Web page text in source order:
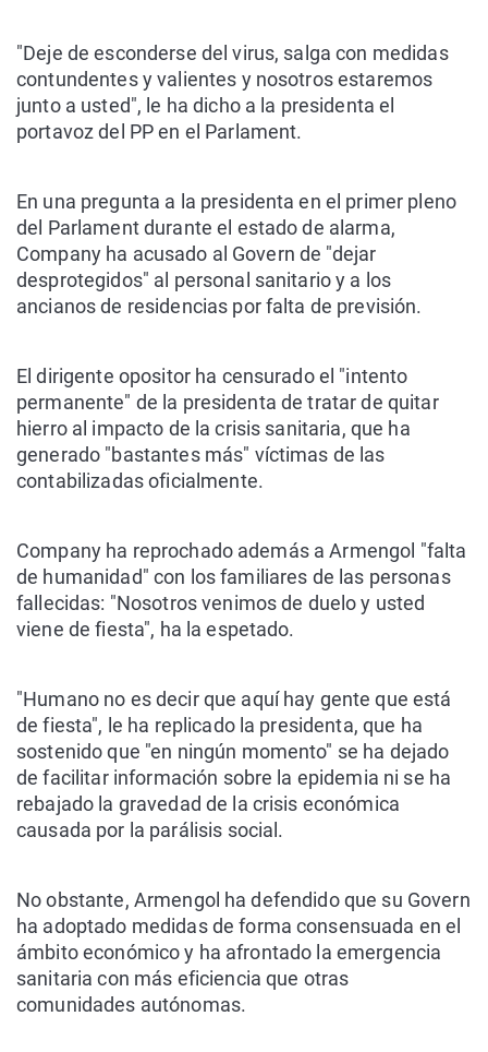
"Deje de esconderse del virus, salga con medidas
contundentes y valientes y nosotros estaremos
junto a usted", le ha dicho a la presidenta el
portavoz del PP en el Parlament.
En una pregunta a la presidenta en el primer pleno
del Parlament durante el estado de alarma,
Company ha acusado al Govern de "dejar
desprotegidos" al personal sanitario y a los
ancianos de residencias por falta de previsión.
El dirigente opositor ha censurado el "intento
permanente" de la presidenta de tratar de quitar
hierro al impacto de la crisis sanitaria, que ha
generado "bastantes más" víctimas de las
contabilizadas oficialmente.
Company ha reprochado además a Armengol "falta
de humanidad" con los familiares de las personas
fallecidas: "Nosotros venimos de duelo y usted
viene de fiesta", ha la espetado.
"Humano no es decir que aquí hay gente que está
de fiesta", le ha replicado la presidenta, que ha
sostenido que "en ningún momento" se ha dejado
de facilitar información sobre la epidemia ni se ha
rebajado la gravedad de la crisis económica
causada por la parálisis social.
No obstante, Armengol ha defendido que su Govern
ha adoptado medidas de forma consensuada en el
ámbito económico y ha afrontado la emergencia
sanitaria con más eficiencia que otras
comunidades autónomas.